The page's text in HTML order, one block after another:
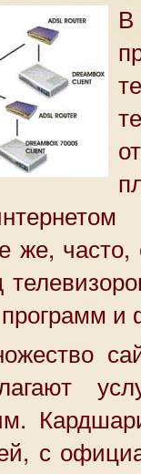
же,
с